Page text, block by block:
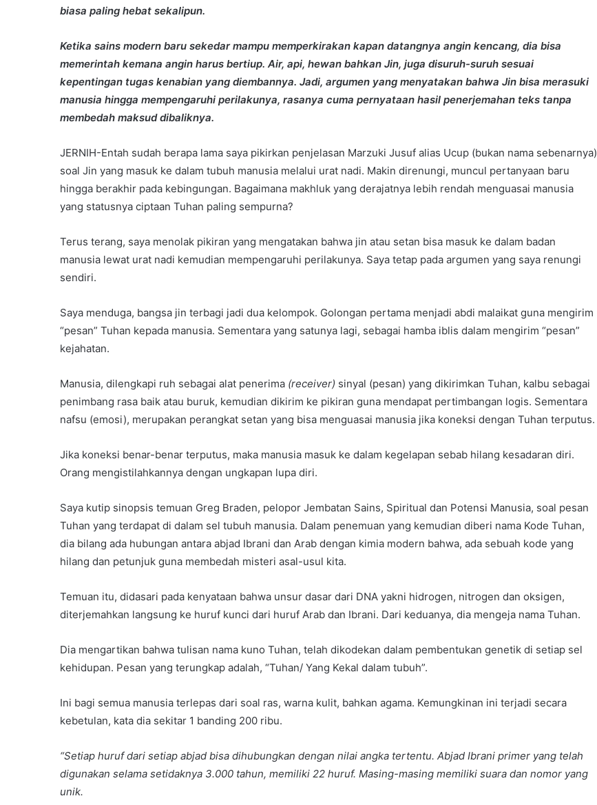
biasa paling hebat sekalipun.
Ketika sains modern baru sekedar mampu memperkirakan kapan datangnya angin kencang, dia bisa
memerintah kemana angin harus bertiup. Air, api, hewan bahkan Jin, juga disuruh-suruh sesuai
kepentingan tugas kenabian yang diembannya. Jadi, argumen yang menyatakan bahwa Jin bisa merasuki
manusia hingga mempengaruhi perilakunya, rasanya cuma pernyataan hasil penerjemahan teks tanpa
membedah maksud dibaliknya.
JERNIH-Entah sudah berapa lama saya pikirkan penjelasan Marzuki Jusuf alias Ucup (bukan nama sebenarnya)
soal Jin yang masuk ke dalam tubuh manusia melalui urat nadi. Makin direnungi, muncul pertanyaan baru
hingga berakhir pada kebingungan. Bagaimana makhluk yang derajatnya lebih rendah menguasai manusia
yang statusnya ciptaan Tuhan paling sempurna?
Terus terang, saya menolak pikiran yang mengatakan bahwa jin atau setan bisa masuk ke dalam badan
manusia lewat urat nadi kemudian mempengaruhi perilakunya. Saya tetap pada argumen yang saya renungi
sendiri.
Saya menduga, bangsa jin terbagi jadi dua kelompok. Golongan pertama menjadi abdi malaikat guna mengirim
“pesan” Tuhan kepada manusia. Sementara yang satunya lagi, sebagai hamba iblis dalam mengirim “pesan”
kejahatan.
Manusia, dilengkapi ruh sebagai alat penerima (receiver) sinyal (pesan) yang dikirimkan Tuhan, kalbu sebagai
penimbang rasa baik atau buruk, kemudian dikirim ke pikiran guna mendapat pertimbangan logis. Sementara
nafsu (emosi), merupakan perangkat setan yang bisa menguasai manusia jika koneksi dengan Tuhan terputus.
Jika koneksi benar-benar terputus, maka manusia masuk ke dalam kegelapan sebab hilang kesadaran diri.
Orang mengistilahkannya dengan ungkapan lupa diri.
Saya kutip sinopsis temuan Greg Braden, pelopor Jembatan Sains, Spiritual dan Potensi Manusia, soal pesan
Tuhan yang terdapat di dalam sel tubuh manusia. Dalam penemuan yang kemudian diberi nama Kode Tuhan,
dia bilang ada hubungan antara abjad Ibrani dan Arab dengan kimia modern bahwa, ada sebuah kode yang
hilang dan petunjuk guna membedah misteri asal-usul kita.
Temuan itu, didasari pada kenyataan bahwa unsur dasar dari DNA yakni hidrogen, nitrogen dan oksigen,
diterjemahkan langsung ke huruf kunci dari huruf Arab dan Ibrani. Dari keduanya, dia mengeja nama Tuhan.
Dia mengartikan bahwa tulisan nama kuno Tuhan, telah dikodekan dalam pembentukan genetik di setiap sel
kehidupan. Pesan yang terungkap adalah, “Tuhan/ Yang Kekal dalam tubuh”.
Ini bagi semua manusia terlepas dari soal ras, warna kulit, bahkan agama. Kemungkinan ini terjadi secara
kebetulan, kata dia sekitar 1 banding 200 ribu.
“Setiap huruf dari setiap abjad bisa dihubungkan dengan nilai angka tertentu. Abjad Ibrani primer yang telah
digunakan selama setidaknya 3.000 tahun, memiliki 22 huruf. Masing-masing memiliki suara dan nomor yang
unik.